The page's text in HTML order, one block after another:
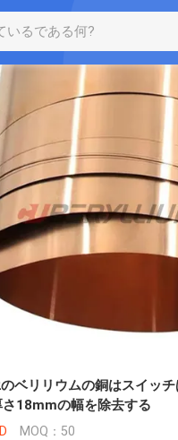
ベリリウムの銅はスイッ
18mmの幅を除去する
MOQ：50